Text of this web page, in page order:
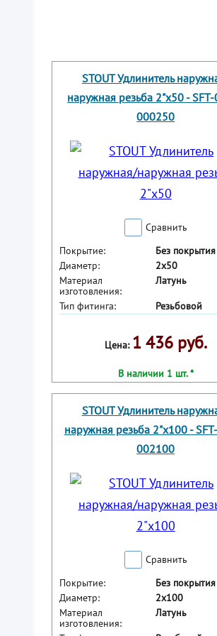
STOUT Удлинитель
наружная резьба 2"x50 -
000250
Сравнить
Покрытие:
Без покрытия
Диаметр:
2x50
Материал
изготовления:
Латунь
Тип фитинга:
Резьбовой
Цена: 1 436 руб.
В наличии 1 шт. *
STOUT Удлинитель
наружная резьба 2"x100 -
002100
Сравнить
Покрытие:
Без покрытия
Диаметр:
2x100
Материал
изготовления:
Латунь